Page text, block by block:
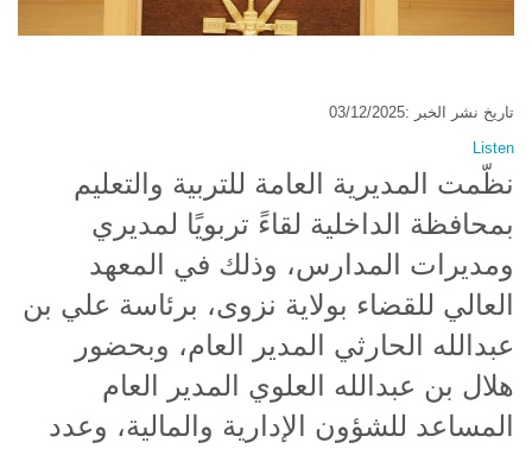
تاريخ نشر الخبر :03/12/2025
Listen
نظّمت المديرية العامة للتربية والتعليم
بمحافظة الداخلية لقاءً تربويًا لمديري
ومديرات المدارس، وذلك في المعهد
العالي للقضاء بولاية نزوى، برئاسة علي بن
عبدالله الحارثي المدير العام، وبحضور
هلال بن عبدالله العلوي المدير العام
المساعد للشؤون الإدارية والمالية، وعدد